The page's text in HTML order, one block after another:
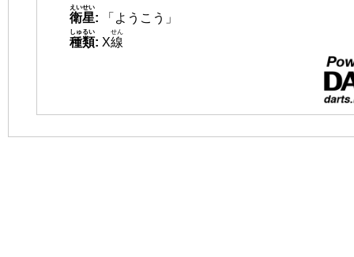
衛星
えいせい
:
「ようこう」
種類
しゅるい
: X線
せん